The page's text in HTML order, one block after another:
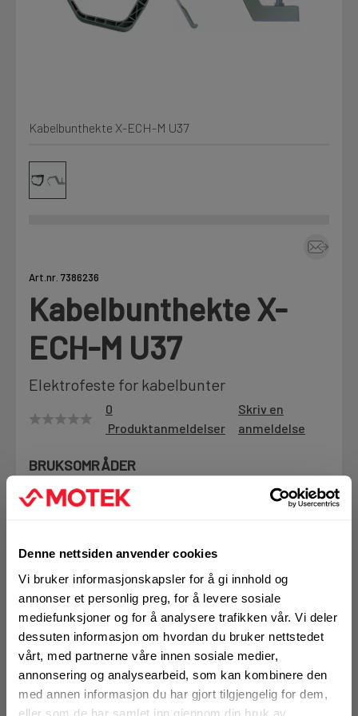
Denne nettsiden anvender cookies
Vi bruker informasjonskapsler for å gi innhold og
annonser et personlig preg, for å levere sosiale
mediefunksjoner og for å analysere trafikken vår. Vi deler
dessuten informasjon om hvordan du bruker nettstedet
vårt, med partnerne våre innen sosiale medier,
annonsering og analysearbeid, som kan kombinere den
med annen informasjon du har gjort tilgjengelig for dem,
eller som de har samlet inn gjennom din bruk av
Kjemi, vindsperre og branntetting
Annet
Fag
Motek
Finn butikk
Kontakt og åpningstider
Fra rådgivning til sporing av ordre
Kampanjer
Kvalitetsprodukter til ekstra gode priser
Produktnyheter
Siste nytt om dine favorittprodukter
Min Fleet NYHET
Prislister
Firmainformasjon
LOGG UT
Kabelbunthekte X-ECH-M U37
Art.nr. 7386236
Kabelbunthekte X-
ECH-M U37
Elektrofeste for kabelbunter
0
Produktanmeldelser
Skriv en
anmeldelse
BRUKSOMRÅDER
Antall 10mm kabler som festes er 20-25stk
Mer info
1 Pakke a 100 Stk
Alternativ pakning
Logg inn eller
registrer deg for å
KJØP